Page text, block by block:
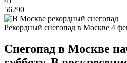
56290
Рекордный снегопад в Москве 4
Снегопад в Москве